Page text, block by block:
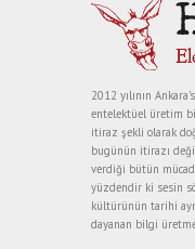
2012 yılının
entelektüel üretim
itiraz şekli olarak
bugünün itirazı
verdiği bütün
yüzdendir ki sesin
kültürünün tarihi
dayanan bilgi